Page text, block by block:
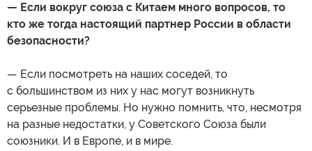
— Если вокруг союза с Китаем много вопросов, то
кто же тогда настоящий партнер России в области
безопасности?
— Если посмотреть на наших соседей, то
с большинством из них у нас могут возникнуть
серьезные проблемы. Но нужно помнить, что, несмотря
на разные недостатки, у Советского Союза были
союзники. И в Европе, и в мире.